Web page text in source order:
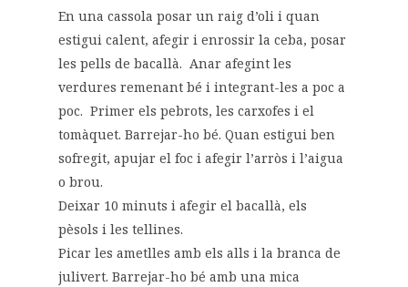
En una cassola posar un raig d’oli i quan
estigui calent, afegir i enrossir la ceba, posar
les pells de bacallà. Anar afegint les
verdures remenant bé i integrant-les a poc a
poc. Primer els pebrots, les carxofes i el
tomàquet. Barrejar-ho bé. Quan estigui ben
sofregit, apujar el foc i afegir l’arròs i l’aigua
o brou.
Deixar 10 minuts i afegir el bacallà, els
pèsols i les tellines.
Picar les ametlles amb els alls i la branca de
julivert. Barrejar-ho bé amb una mica